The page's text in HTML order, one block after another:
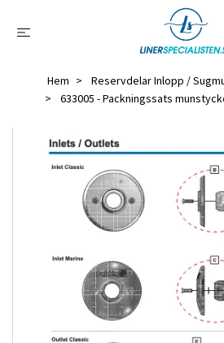
Hem
Reservdelar Inlopp /
633005 - Packningssats